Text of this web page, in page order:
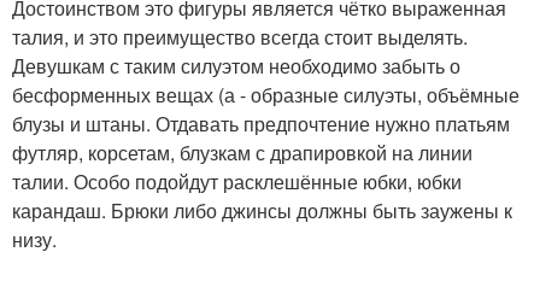
Достоинством это фигуры является чётко выраженная
талия, и это преимущество всегда стоит выделять.
Девушкам с таким силуэтом необходимо забыть о
бесформенных вещах (а - образные силуэты, объёмные
блузы и штаны. Отдавать предпочтение нужно платьям
футляр, корсетам, блузкам с драпировкой на линии
талии. Особо подойдут расклешённые юбки, юбки
карандаш. Брюки либо джинсы должны быть заужены к
низу.